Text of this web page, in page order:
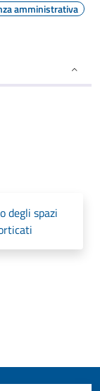
amministrativa
degli spazi